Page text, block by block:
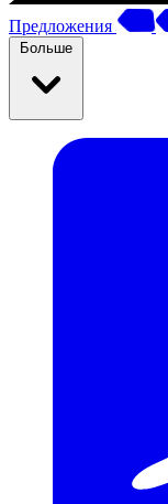
Предложения
Больше